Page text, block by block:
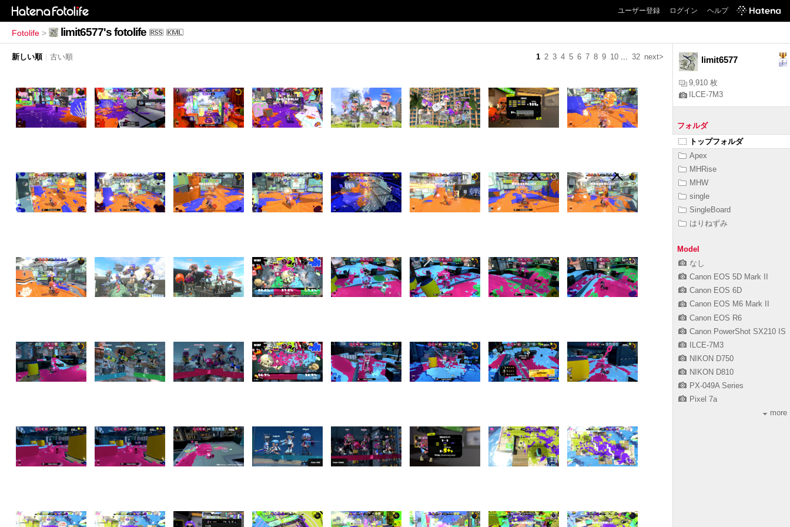
ユーザー登録 ログイン ヘルプ
Fotolife > limit6577's fotolife
1 2 3 4 5 6 7 8 9 10 ... 32 next>
新しい順 古い順 limit6577
9,910 枚
ILCE-7M3
フォルダ
トップフォルダ
Apex
MHRise
MHW
single
SingleBoard
はりねずみ
Model
なし
Canon EOS 5D Mark II
Canon EOS 6D
Canon EOS M6 Mark II
Canon EOS R6
Canon PowerShot SX210 IS
ILCE-7M3
NIKON D750
NIKON D810
PX-049A Series
Pixel 7a
more